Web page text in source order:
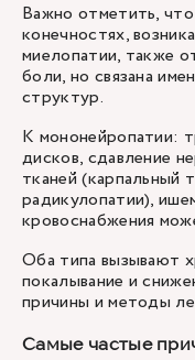
Важно отметить,
конечностях,
миелопатии, также
боли, но связана
структур.
К мононейропатии:
дисков, сдавление
тканей (карпальный
радикулопатии),
кровоснабжения
Оба типа вызывают
покалывание и
причины и методы
Самые частые